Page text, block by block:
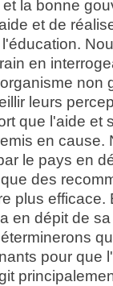
la bonne
et de
en
non
leurs
que l'aide et
en cause.
le pays en
des
plus efficace.
en dépit de
pour que